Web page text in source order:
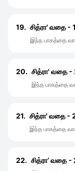
19. சித்ரா' வதை -
இந்த பாகத்தை
20. சித்ரா' வதை -
இந்த பாகத்தை
21. சித்ரா' வதை -
இந்த பாகத்தை
22. சித்ரா’ வதை -